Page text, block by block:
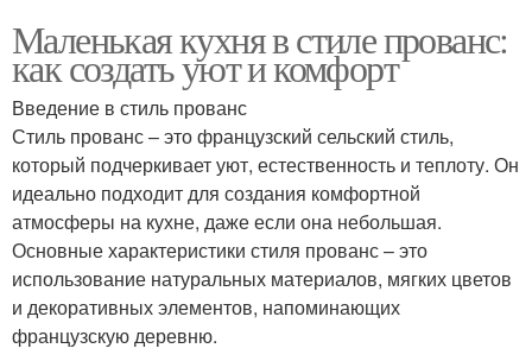
Маленькая кухня в стиле прованс:
как создать уют и комфорт
Введение в стиль прованс
Стиль прованс – это французский сельский стиль,
который подчеркивает уют, естественность и теплоту. Он
идеально подходит для создания комфортной
атмосферы на кухне, даже если она небольшая.
Основные характеристики стиля прованс – это
использование натуральных материалов, мягких цветов
и декоративных элементов, напоминающих
французскую деревню.